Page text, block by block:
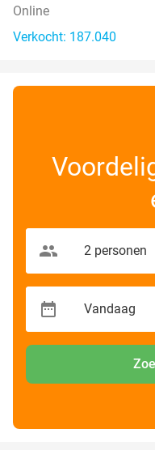
Online
Verkocht: 187.040